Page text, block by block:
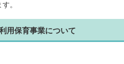
。
用保育事業について